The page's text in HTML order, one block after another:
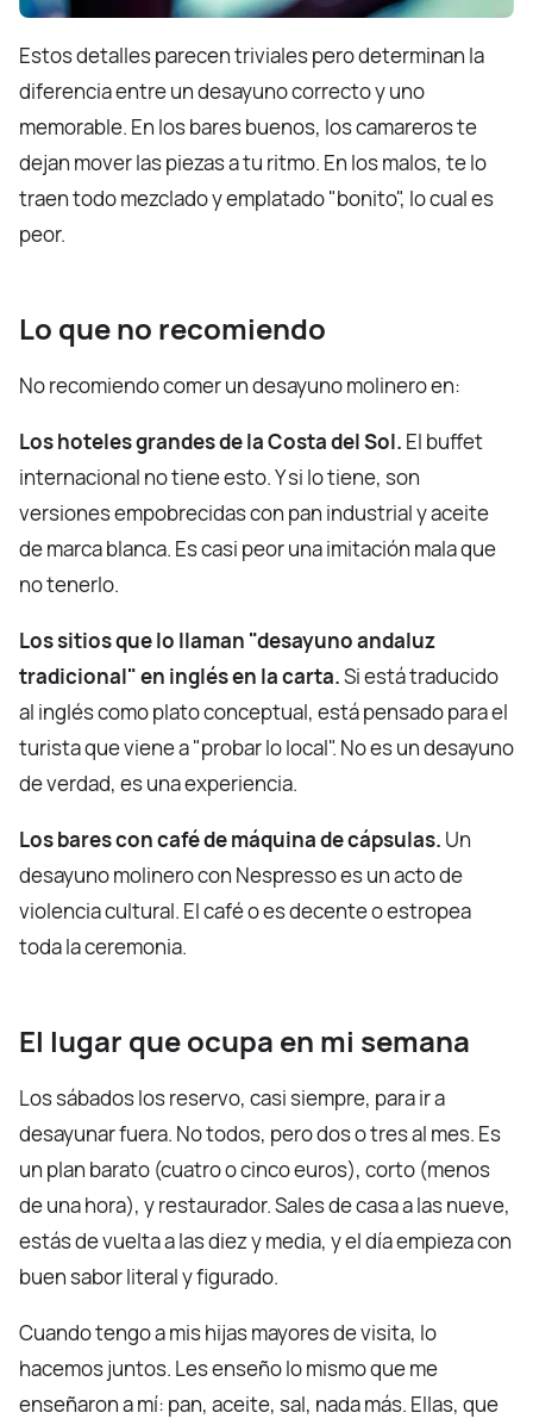
Estos detalles parecen triviales pero determinan la
diferencia entre un desayuno correcto y uno
memorable. En los bares buenos, los camareros te
dejan mover las piezas a tu ritmo. En los malos, te lo
traen todo mezclado y emplatado "bonito", lo cual es
peor.
Lo que no recomiendo
No recomiendo comer un desayuno molinero en:
Los hoteles grandes de la Costa del Sol. El buffet
internacional no tiene esto. Y si lo tiene, son
versiones empobrecidas con pan industrial y aceite
de marca blanca. Es casi peor una imitación mala que
no tenerlo.
Los sitios que lo llaman "desayuno andaluz
tradicional" en inglés en la carta.Si está traducido
al inglés como plato conceptual, está pensado para el
turista que viene a "probar lo local". No es un desayuno
de verdad, es una experiencia.
Los bares con café de máquina de cápsulas. Un
desayuno molinero con Nespresso es un acto de
violencia cultural. El café o es decente o estropea
toda la ceremonia.
El lugar que ocupa en mi semana
Los sábados los reservo, casi siempre, para ir a
desayunar fuera. No todos, pero dos o tres al mes. Es
un plan barato (cuatro o cinco euros), corto (menos
de una hora), y restaurador. Sales de casa a las nueve,
estás de vuelta a las diez y media, y el día empieza con
buen sabor literal y figurado.
Cuando tengo a mis hijas mayores de visita, lo
hacemos juntos. Les enseño lo mismo que me
enseñaron a mí: pan, aceite, sal, nada más. Ellas, que